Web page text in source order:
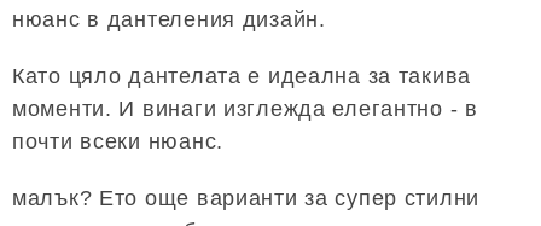
нюанс в дантеления дизайн.
Като цяло дантелата е идеална за такива
моменти. И винаги изглежда елегантно - в
почти всеки нюанс.
малък? Ето още варианти за супер стилни